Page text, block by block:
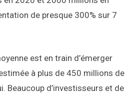
de presque 300% sur 7
est en train d’émerger
à plus de 450 millions de
Beaucoup d’investisseurs et de